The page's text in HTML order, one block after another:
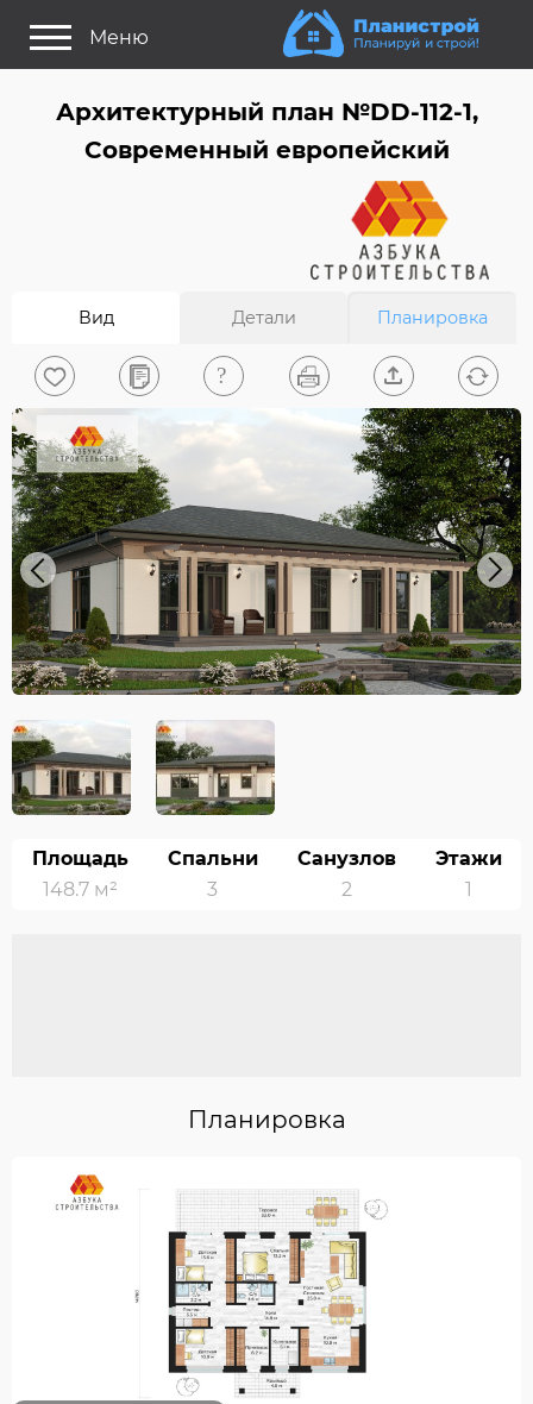
Меню
Как выбрать планировку?
Найти архитектора
На главную
0
Вход/Регистрация
Архитектурный план №DD-112-1,
Современный европейский
Вид Детали Планировка
Previous Next
Площадь
148.7 м²
Спальни
3
Санузлов
2
Этажи
1
Планировка